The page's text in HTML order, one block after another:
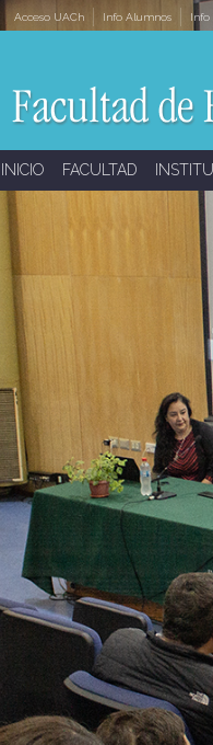
Acceso UACh Info Alumnos Info
INICIO FACULTAD